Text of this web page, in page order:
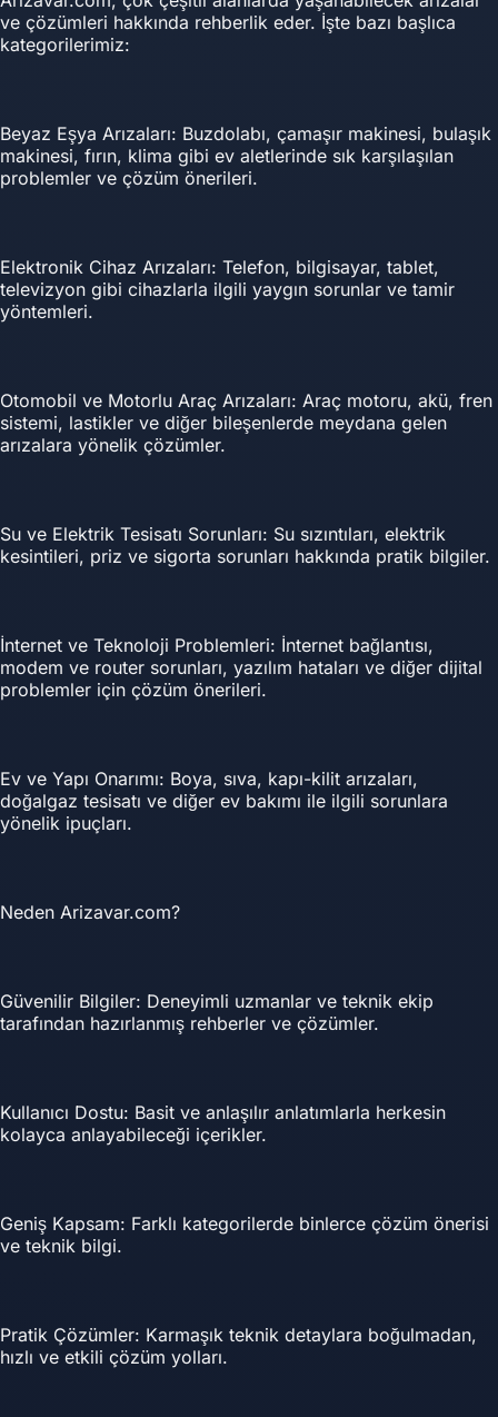
ve çözümleri hakkında rehberlik eder. İşte bazı başlıca
kategorilerimiz:
Beyaz Eşya Arızaları: Buzdolabı, çamaşır makinesi, bulaşık
makinesi, fırın, klima gibi ev aletlerinde sık karşılaşılan
problemler ve çözüm önerileri.
Elektronik Cihaz Arızaları: Telefon, bilgisayar, tablet,
televizyon gibi cihazlarla ilgili yaygın sorunlar ve tamir
yöntemleri.
Otomobil ve Motorlu Araç Arızaları: Araç motoru, akü, fren
sistemi, lastikler ve diğer bileşenlerde meydana gelen
arızalara yönelik çözümler.
Su ve Elektrik Tesisatı Sorunları: Su sızıntıları, elektrik
kesintileri, priz ve sigorta sorunları hakkında pratik bilgiler.
İnternet ve Teknoloji Problemleri: İnternet bağlantısı,
modem ve router sorunları, yazılım hataları ve diğer dijital
problemler için çözüm önerileri.
Ev ve Yapı Onarımı: Boya, sıva, kapı-kilit arızaları,
doğalgaz tesisatı ve diğer ev bakımı ile ilgili sorunlara
yönelik ipuçları.
Neden Arizavar.com?
Güvenilir Bilgiler: Deneyimli uzmanlar ve teknik ekip
tarafından hazırlanmış rehberler ve çözümler.
Kullanıcı Dostu: Basit ve anlaşılır anlatımlarla herkesin
kolayca anlayabileceği içerikler.
Geniş Kapsam: Farklı kategorilerde binlerce çözüm önerisi
ve teknik bilgi.
Pratik Çözümler: Karmaşık teknik detaylara boğulmadan,
hızlı ve etkili çözüm yolları.